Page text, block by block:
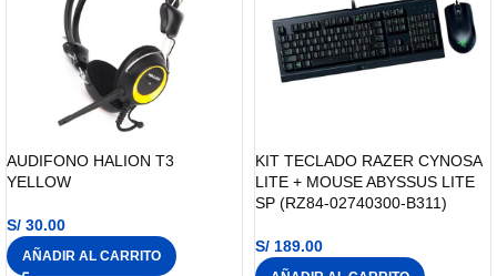
AUDIFONO HALION T3
YELLOW
S/ 30.00
AÑADIR AL CARRITO
KIT TECLADO RAZER CYNOSA
LITE + MOUSE ABYSSUS LITE
SP (RZ84-02740300-B311)
S/ 189.00